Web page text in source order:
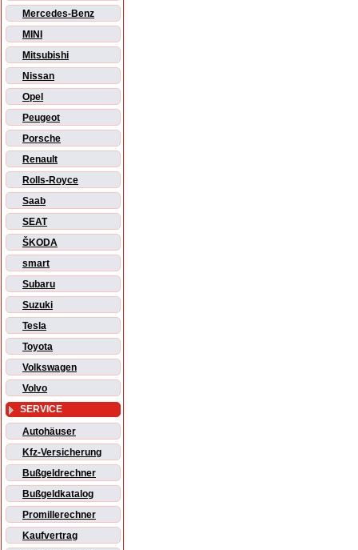
Mercedes-Benz
MINI
Mitsubishi
Nissan
Opel
Peugeot
Porsche
Renault
Rolls-Royce
Saab
SEAT
ŠKODA
smart
Subaru
Suzuki
Tesla
Toyota
Volkswagen
Volvo
SERVICE
Autohäuser
Kfz-Versicherung
Bußgeldrechner
Bußgeldkatalog
Promillerechner
Kaufvertrag